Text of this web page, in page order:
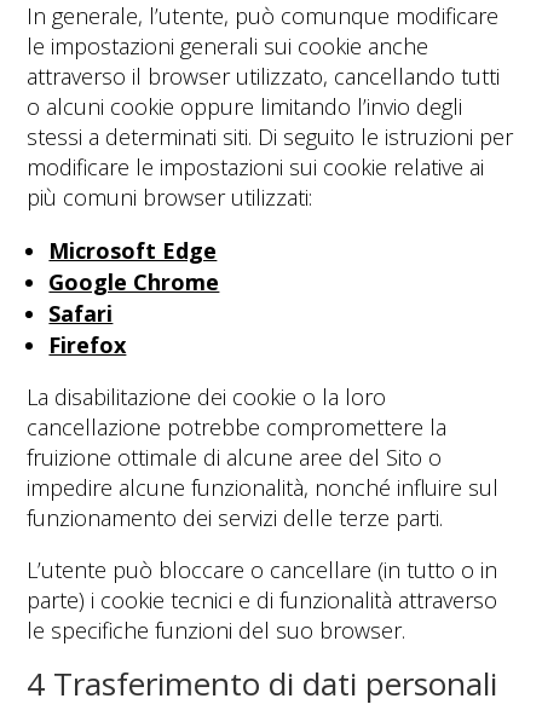
In generale, l’utente, può comunque modificare
le impostazioni generali sui cookie anche
attraverso il browser utilizzato, cancellando tutti
o alcuni cookie oppure limitando l’invio degli
stessi a determinati siti. Di seguito le istruzioni per
modificare le impostazioni sui cookie relative ai
più comuni browser utilizzati:
Microsoft Edge
Google Chrome
Safari
Firefox
La disabilitazione dei cookie o la loro
cancellazione potrebbe compromettere la
fruizione ottimale di alcune aree del Sito o
impedire alcune funzionalità, nonché influire sul
funzionamento dei servizi delle terze parti.
L’utente può bloccare o cancellare (in tutto o in
parte) i cookie tecnici e di funzionalità attraverso
le specifiche funzioni del suo browser.
4 Trasferimento di dati personali